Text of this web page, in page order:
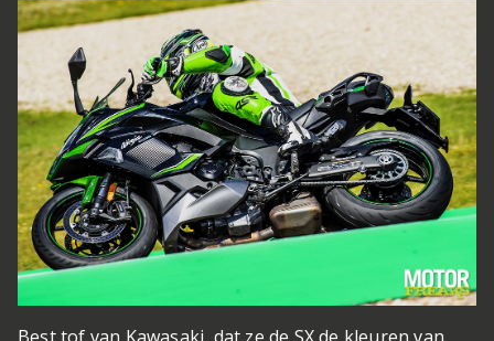
Best tof van Kawasaki, dat ze de SX de kleuren van